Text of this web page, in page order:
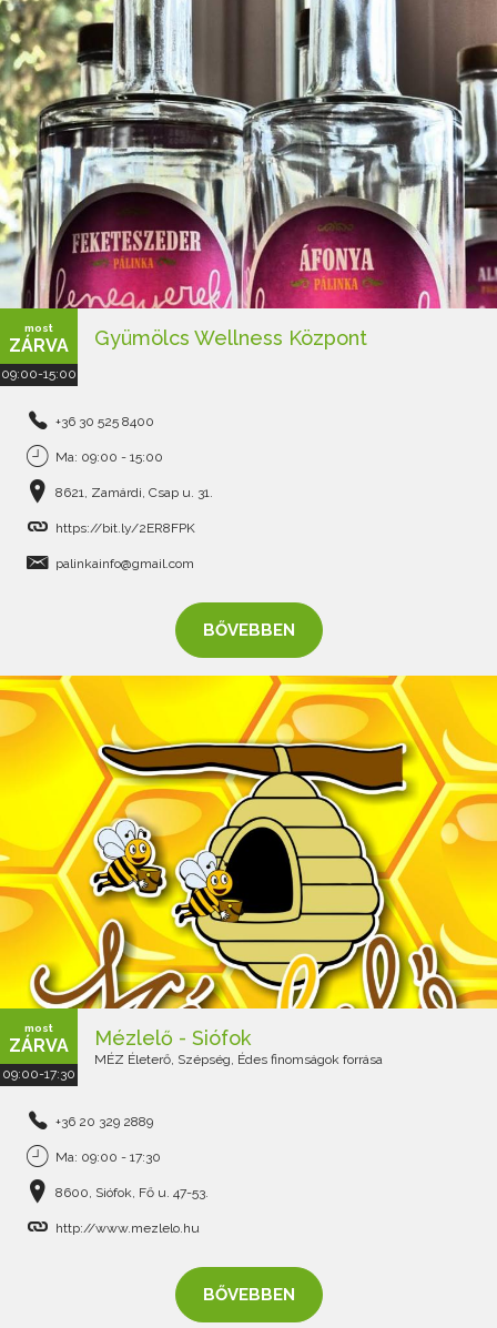
most
ZÁRVA
09:00-15:00
Gyümölcs Wellness Központ
+36 30 525 8400
Ma: 09:00 - 15:00
8621, Zamárdi, Csap u. 31.
https://bit.ly/2ER8FPK
palinkainfo@gmail.com
BŐVEBBEN
most
ZÁRVA
09:00-17:30
Mézlelő - Siófok
MÉZ Életerő, Szépség, Édes finomságok forrása
+36 20 329 2889
Ma: 09:00 - 17:30
8600, Siófok, Fő u. 47-53.
http://www.mezlelo.hu
BŐVEBBEN